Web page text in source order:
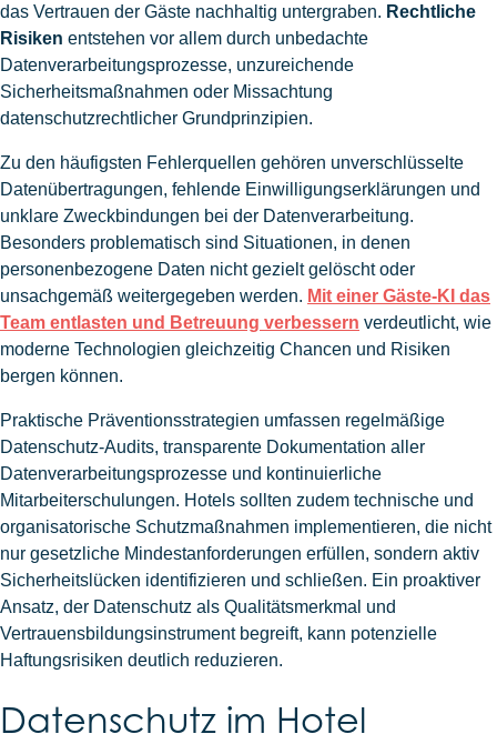
das Vertrauen der Gäste nachhaltig untergraben. Rechtliche
Risiken entstehen vor allem durch unbedachte
Datenverarbeitungsprozesse, unzureichende
Sicherheitsmaßnahmen oder Missachtung
datenschutzrechtlicher Grundprinzipien.
Zu den häufigsten Fehlerquellen gehören unverschlüsselte
Datenübertragungen, fehlende Einwilligungserklärungen und
unklare Zweckbindungen bei der Datenverarbeitung.
Besonders problematisch sind Situationen, in denen
personenbezogene Daten nicht gezielt gelöscht oder
unsachgemäß weitergegeben werden. Mit einer Gäste-KI das
Team entlasten und Betreuung verbessern verdeutlicht, wie
moderne Technologien gleichzeitig Chancen und Risiken
bergen können.
Praktische Präventionsstrategien umfassen regelmäßige
Datenschutz-Audits, transparente Dokumentation aller
Datenverarbeitungsprozesse und kontinuierliche
Mitarbeiterschulungen. Hotels sollten zudem technische und
organisatorische Schutzmaßnahmen implementieren, die nicht
nur gesetzliche Mindestanforderungen erfüllen, sondern aktiv
Sicherheitslücken identifizieren und schließen. Ein proaktiver
Ansatz, der Datenschutz als Qualitätsmerkmal und
Vertrauensbildungsinstrument begreift, kann potenzielle
Haftungsrisiken deutlich reduzieren.
Datenschutz im Hotel